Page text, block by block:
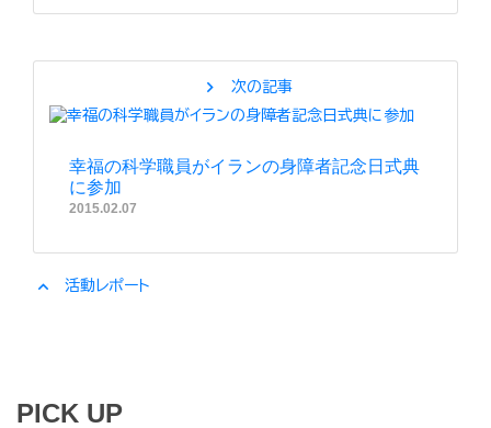
chevron_right 次の記事
幸福の科学職員がイランの身障者記念日式典
に参加
2015.02.07
expand_less 活動レポート
PICK UP